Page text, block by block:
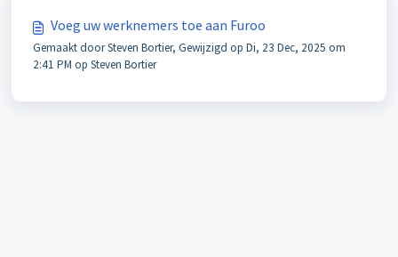
Voeg uw werknemers toe aan Furoo
Gemaakt door Steven Bortier, Gewijzigd op Di, 23 Dec, 2025 om
2:41 PM op Steven Bortier